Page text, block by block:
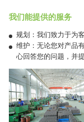
我们能提供的服务
规划：我们致力于为
维护：无论您对产品
心回答您的问题，并